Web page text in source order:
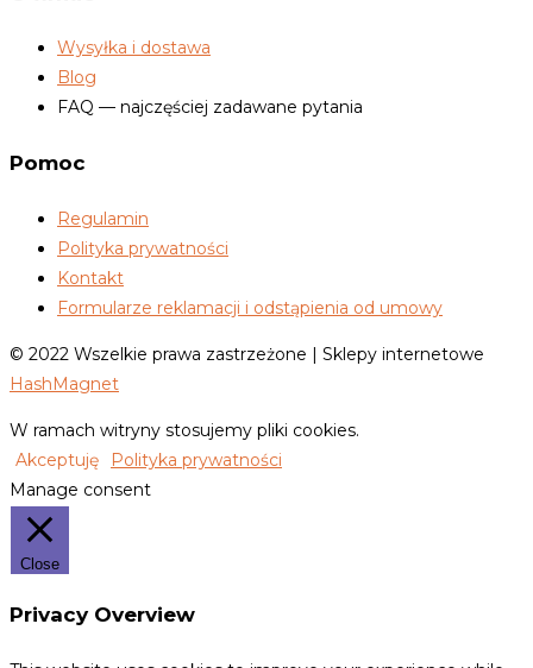
Wysyłka i dostawa
Blog
FAQ — najczęściej zadawane pytania
Pomoc
Regulamin
Polityka prywatności
Kontakt
Formularze reklamacji i odstąpienia od umowy
© 2022 Wszelkie prawa zastrzeżone | Sklepy internetowe
HashMagnet
W ramach witryny stosujemy pliki cookies.
Akceptuję
Polityka prywatności
Manage consent
Close
Privacy Overview